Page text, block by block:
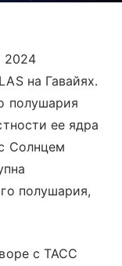
2024
на Гавайях.
полушария
ее ядра
Солнцем
полушария,
с ТАСС